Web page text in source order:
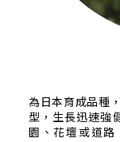
為日本育成品種
型，生長迅速強
園、花壇或道